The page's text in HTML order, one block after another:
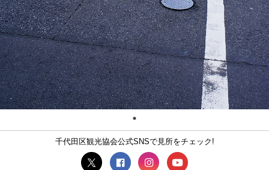
千代田区観光協会公式SNSで見所をチェック!